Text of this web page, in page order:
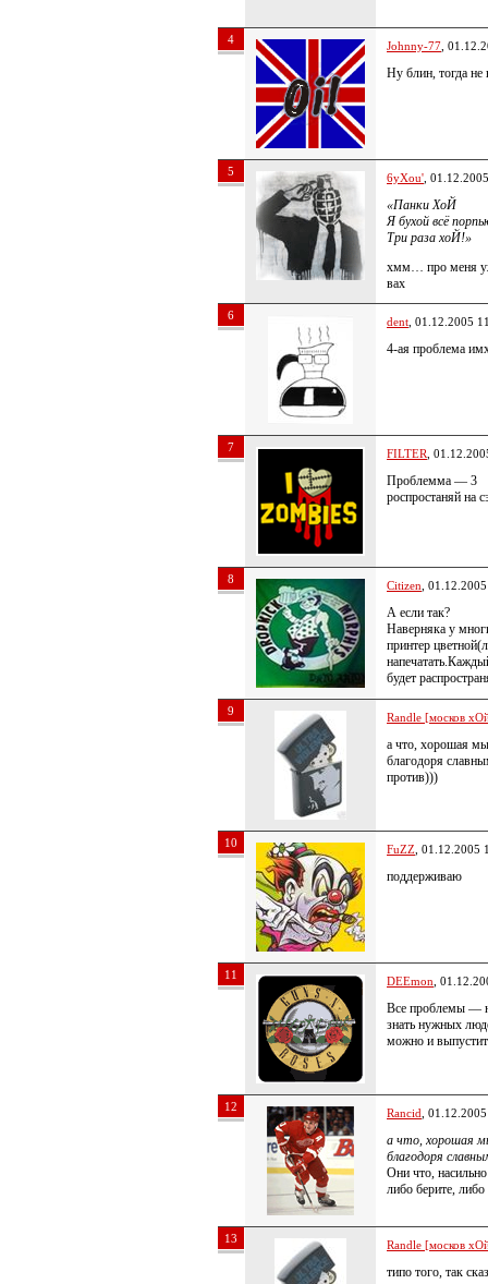
4 Johnny-77 ,
Ну блин, тогда не
5 6yXou' ,
«Панки ХоЙ
Я бухой всё
Три раза хоЙ!»
хмм… про меня
вах
6 dent , 01.12.2005
4-ая проблема
7 FILTER ,
Проблемма — 3
роспростаняй на
8 Citizen ,
А если так?
Наверняка у
принтер
будет
9 Randle [москов
а что, хорошая
благодоря
против)))
10 FuZZ , 01.12.2005
поддерживаю
11 DEEmon ,
Все проблемы —
знать нужных
можно и
12 Rancid ,
а что, хорошая
благодоря
Они что,
либо берите,
13 Randle [москов
типо того, так